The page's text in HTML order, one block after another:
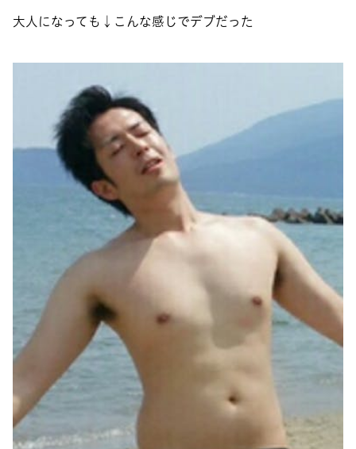
大人になっても↓こんな感じでデブだった